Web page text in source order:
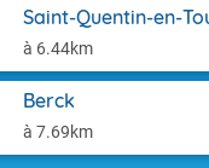
Saint-Quentin-en-
à 6.44km
Berck
à 7.69km
le Poitou-
8 à 13
26 sur le
le sud-